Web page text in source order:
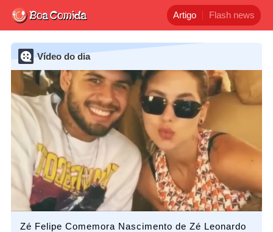
Artigo Flash news
Vídeo do dia
Zé Felipe Comemora Nascimento de Zé Leonardo